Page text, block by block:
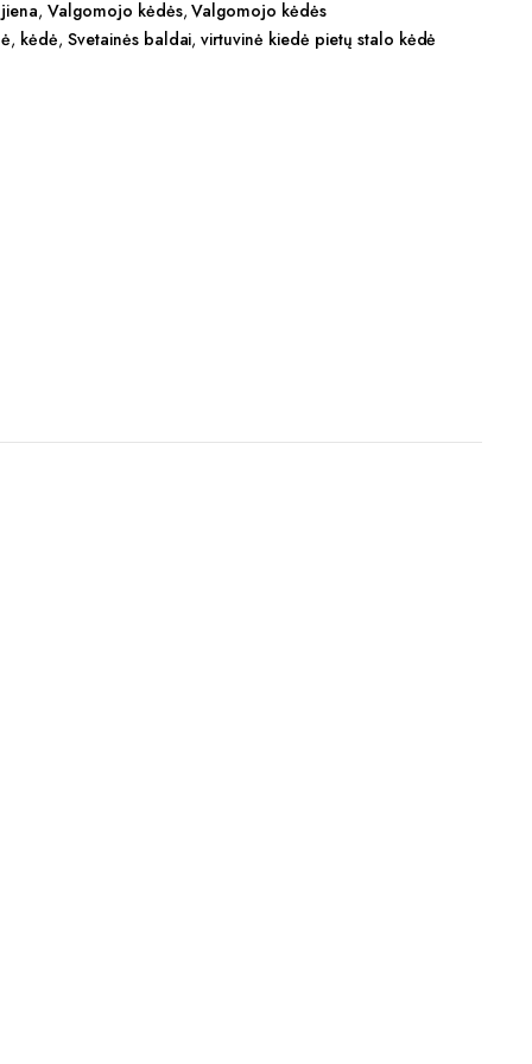
, Valgomojo kėdės,Valgomojo kėdės
, kėdė, Svetainės baldai,virtuvinė kiedė pietų stalo kėdė